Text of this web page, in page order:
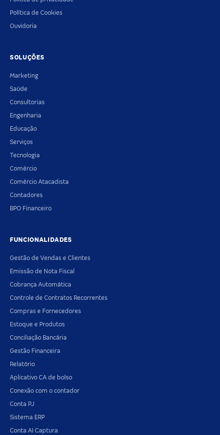
Política de Cookies
Ouvidoria
SOLUÇÕES
Marketing
Saúde
Consultorias
Engenharia
Educação
Serviços
Tecnologia
Comércio
Comércio Atacadista
Contadores
BPO Financeiro
FUNCIONALIDADES
Gestão de Vendas e Clientes
Emissão de Nota Fiscal
Cobrança Automática
Controle de Contratos Recorrentes
Compras e Fornecedores
Estoque e Produtos
Conciliação Bancária
Gestão Financeira
Relatório
Aplicativo CA de bolso
Conexão com o contador
Conta PJ
Sistema ERP
Conta AI Captura